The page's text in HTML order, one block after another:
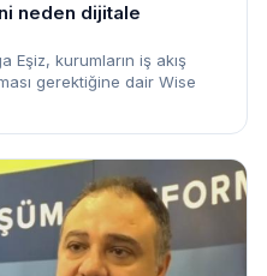
neden dijitale
Eşiz, kurumların iş akış
gerektiğine dair Wise